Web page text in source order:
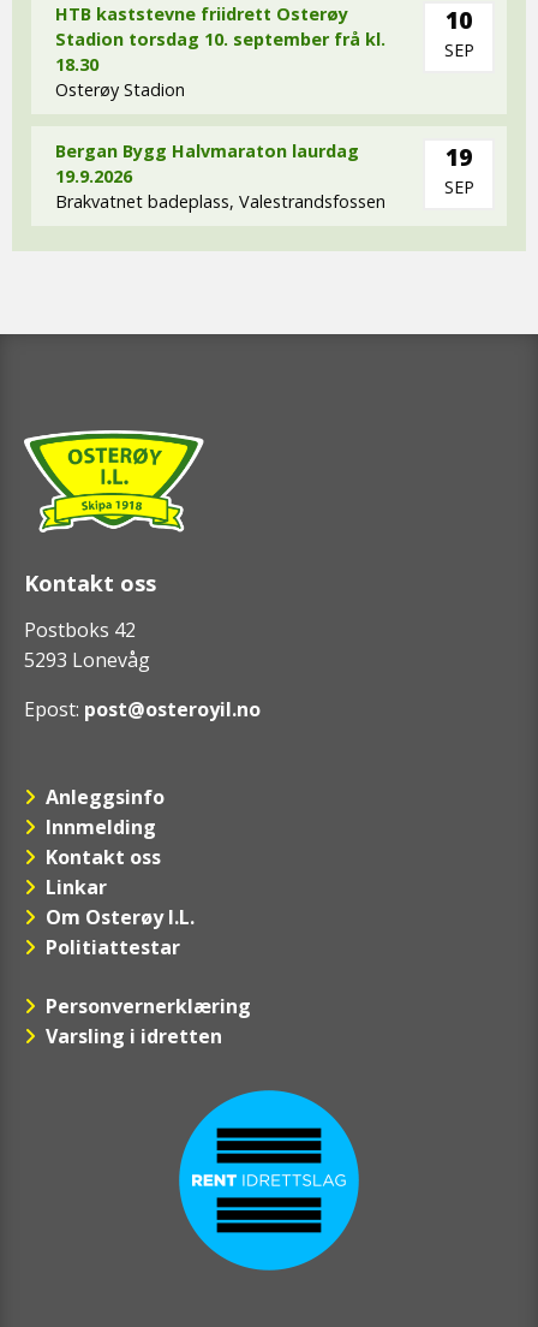
HTB kaststevne friidrett Osterøy
Stadion torsdag 10. september frå kl.
18.30
Osterøy Stadion
10
SEP
Bergan Bygg Halvmaraton laurdag
19.9.2026
Brakvatnet badeplass, Valestrandsfossen
19
SEP
Kontakt oss
Postboks 42
5293 Lonevåg
Epost: post@osteroyil.no
Anleggsinfo
Innmelding
Kontakt oss
Linkar
Om Osterøy I.L.
Politiattestar
Personvernerklæring
Varsling i idretten